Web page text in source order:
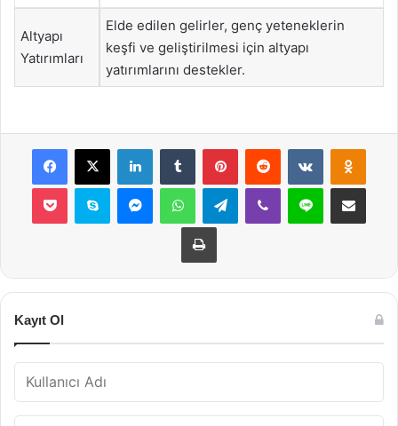
Altyapı
Yatırımları
Elde edilen gelirler, genç yeteneklerin
keşfi ve geliştirilmesi için altyapı
yatırımlarını destekler.
Facebook
X LinkedInTumblr PinterestReddit VKontakte
Pocket Skype MessengerWhatsAppTelegramViber Line E-Posta ile
Yazdır
Kayıt Ol